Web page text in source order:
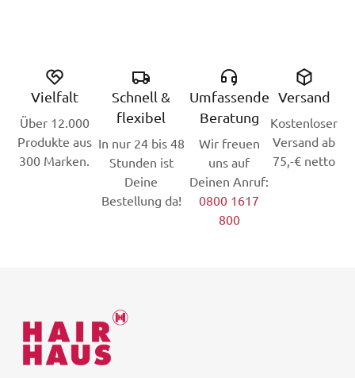
Vielfalt
Über 12.000
Produkte aus
300 Marken.
Schnell &
flexibel
In nur 24 bis 48
Stunden ist
Deine
Bestellung da!
Umfassende
Beratung
Wir freuen
uns auf
Deinen Anruf:
0800 1617
800
Versand
Kostenloser
Versand ab
75,-€ netto